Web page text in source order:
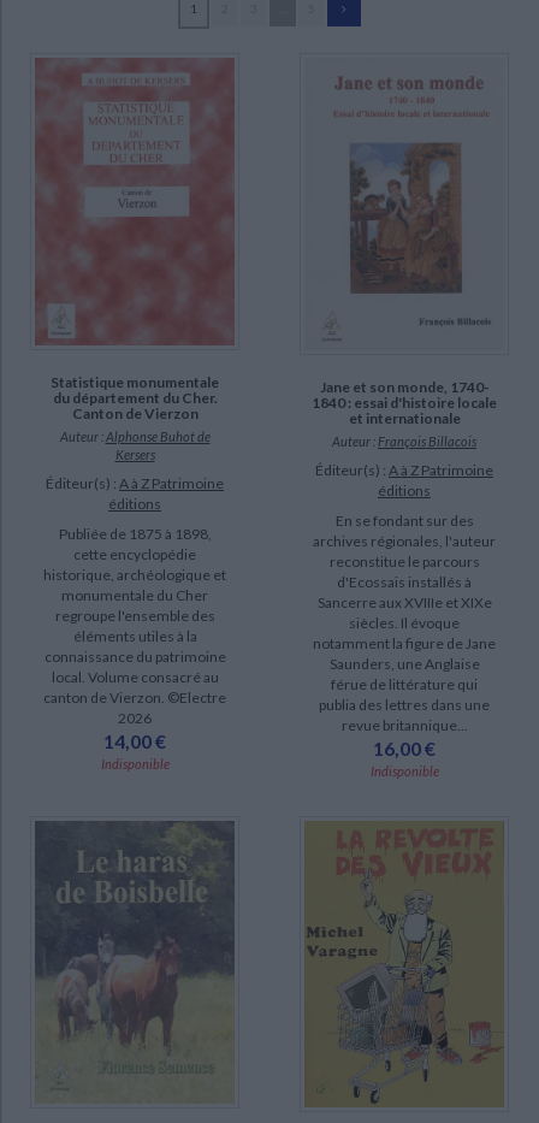
Critique et histoire littéraire
Classiques scolaires Littérature ancienne et médiévale
Littérature de voyage Audio - Livres lus
Littérature en version originale Humour
Ecologie - Environnement Religions - Spiritualités
Histoire de France
Histoire - Généralités Histoire des pays
Histoire ancienne Géographie
Culture scientifique
Buhot de Kersers, Alphonse (15)
Luron, Jean-Baptiste (8)
Colonna, Christian (6)
Semence, Florence (6)
SUPPORT
livre (108)
SÉRIE
Statistique monumentale du département du Cher (15)
Séquences philosophiques (6)
Le Châtelet au fil du temps (3)
Issoudun la vigneronne : aléas d'un grand vignoble disparu... (2)
Quand Papy allait à l'école (2)
Un gamin de l'hospice (2)
Le haras de Boisbelle (1)
DISPONIBILITÉ
epuise (109)
1
Statistique monumentale
du département du Cher.
Canton de Vierzon
Auteur :Alphonse Buhot de
Kersers
Éditeur(s) : A à Z Patrimoine
éditions
Publiée de 1875 à 1898,
cette encyclopédie
historique, archéologique et
monumentale du Cher
regroupe l'ensemble des
éléments utiles à la
connaissance du patrimoine
local. Volume consacré au
canton de Vierzon. ©Electre
2026
14,00 €
Indisponible
Jane et son monde, 1740-
1840 : essai d'histoire locale
et internationale
Auteur : François Billacois
Éditeur(s) : A à Z Patrimoine
éditions
En se fondant sur des
archives régionales, l'auteur
reconstitue le parcours
d'Ecossais installés à
Sancerre aux XVIIIe et XIXe
siècles. Il évoque
notamment la figure de Jane
Saunders, une Anglaise
férue de littérature qui
publia des lettres dans une
revue britannique...
16,00 €
Indisponible